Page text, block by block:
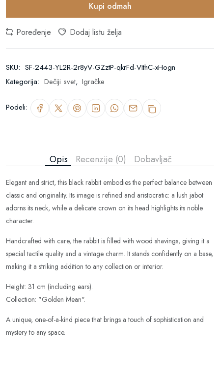
Kupi odmah
Poređenje Dodaj listu želja
SKU: SF-2443-YL2R-2r8yV-GZztP-qkrFd-VIthC-xHogn
Kategorija: Dečiji svet, Igračke
Podeli:
Opis Recenzije (0) Dobavljač
Elegant and strict, this black rabbit embodies the perfect balance between
classic and originality. Its image is refined and aristocratic: a lush jabot
adorns its neck, while a delicate crown on its head highlights its noble
character.
Handcrafted with care, the rabbit is filled with wood shavings, giving it a
special tactile quality and a vintage charm. It stands confidently on a base,
making it a striking addition to any collection or interior.
Height: 31 cm (including ears).
Collection: "Golden Mean".
A unique, one-of-a-kind piece that brings a touch of sophistication and
mystery to any space.